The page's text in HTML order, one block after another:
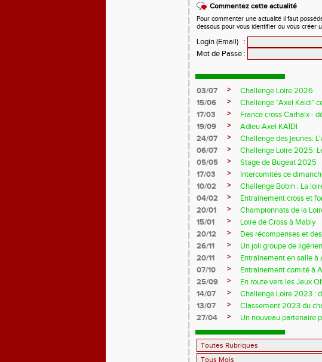
Commentez cette actualité
Pour commenter une actualité il faut
dessous pour vous identifier ou vous créer
Login (Email)
:
Mot de Passe :
03/07 >
Challenge Loire 2026
15/06
>
Challenge "Axel Kaidi"
17/03
>
France cross Carhaix -
19/09
>
Adieu Axel KAÏDI
24/07
>
Challenge des jeunes:
06/07
>
Challenge Loire 2025:
05/05
>
Stage de Bugeat 2025
17/03
>
Intercomités ce
10/02
>
Challenge Bobin : La
04/02
>
Entraînement cross et
20/01
>
Championnats de la
15/01
>
Loire de Cross à Mably
20/12
>
Des récompenses et
26/11
>
Un joli groupe de
20/11
>
Entraînement en salle à
07/10
>
Entraînement comité à
25/09
>
En route vers les Jeux
14/07
>
Challenge Loire 2023 :
13/07
>
Classement 2023 du
27/04
> Un nouveau partenaire